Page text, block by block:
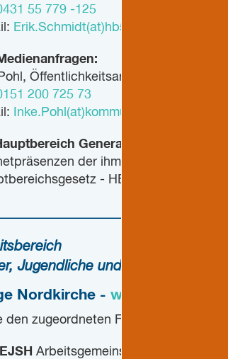
55 779 -125
Erik.Schmidt(at)hb5.nordkirche.de
Öffentlichkeitsarbeit
200 725 73
Generationen und
der ihm angegliederten
- HBG v. 03.
Jugendliche und junge
Nordkirche - www.junge-
den zugeordneten Fachstellen,
Arbeitsgemeinschaft der